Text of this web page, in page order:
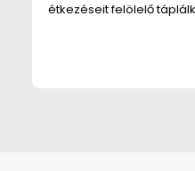
étkezéseit felölelő